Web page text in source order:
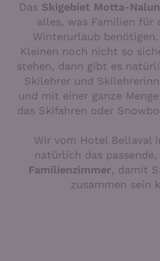
Das Skigebiet Motta-
alles, was Familien für
Winterurlaub
Kleinen noch nicht so
stehen, dann gibt es
Skilehrer und
und mit einer ganze
das Skifahren oder
Wir vom Hotel Bellaval
natürlich das passende,
Familienzimmer, damit
zusammen sein